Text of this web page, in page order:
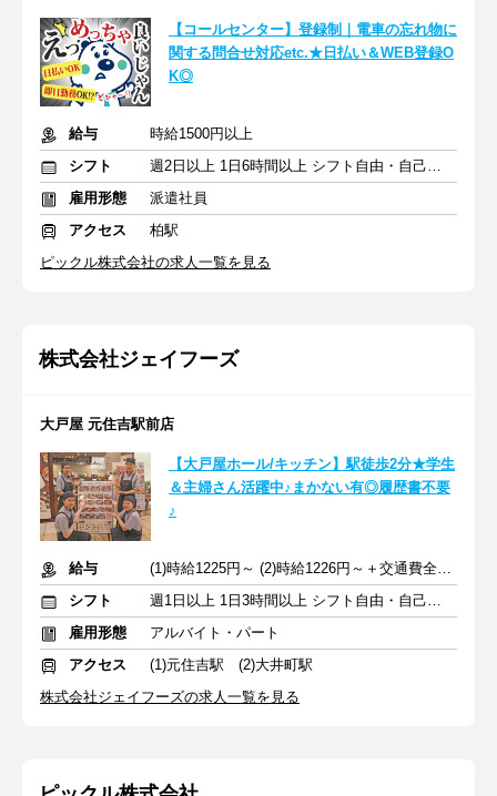
【コールセンター】登録制｜電車の忘れ物に
関する問合せ対応etc.★日払い＆WEB登録O
K◎
給与
時給1500円以上
シフト
週2日以上 1日6時間以上 シフト自由・自己申告
雇用形態
派遣社員
アクセス
柏駅
ピックル株式会社の求人一覧を見る
株式会社ジェイフーズ
大戸屋 元住吉駅前店
【大戸屋ホール/キッチン】駅徒歩2分★学生
＆主婦さん活躍中♪まかない有◎履歴書不要
♪
給与
(1)時給1225円～ (2)時給1226円～＋交通費全額支給
シフト
週1日以上 1日3時間以上 シフト自由・自己申告
雇用形態
アルバイト・パート
アクセス
(1)元住吉駅 (2)大井町駅
株式会社ジェイフーズの求人一覧を見る